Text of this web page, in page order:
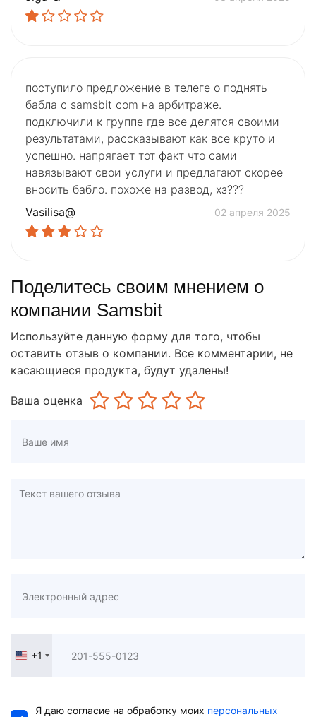
поступило предложение в телеге о поднять
бабла с samsbit com на арбитраже.
подключили к группе где все делятся своими
результатами, рассказывают как все круто и
успешно. напрягает тот факт что сами
навязывают свои услуги и предлагают скорее
вносить бабло. похоже на развод, хз???
Vasilisa@
02 апреля 2025
Поделитесь своим мнением о
компании Samsbit
Используйте данную форму для того, чтобы
оставить отзыв о компании. Все комментарии, не
касающиеся продукта, будут удалены!
Ваша оценка
United
+1
Я даю согласие на обработку моих персональных